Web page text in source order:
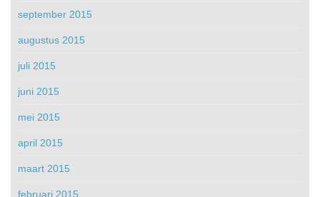
september 2015
augustus 2015
juli 2015
juni 2015
mei 2015
april 2015
maart 2015
februari 2015